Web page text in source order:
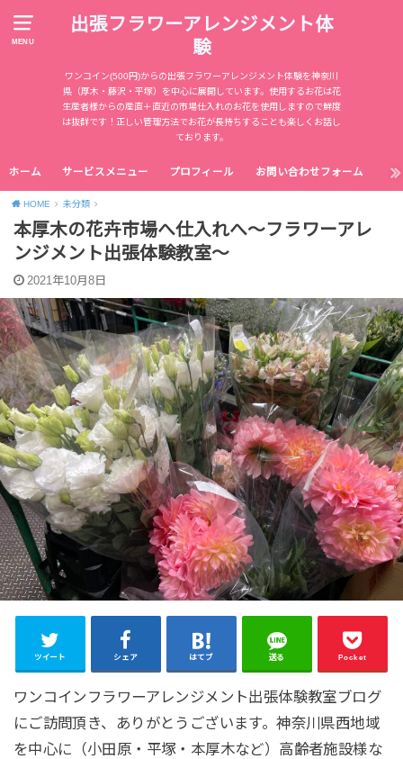
MENU
出張フラワーアレンジメント体
験
ワンコイン(500円)からの出張フラワーアレンジメント体験を神奈川
県（厚木・藤沢・平塚）を中心に展開しています。使用するお花は花
生産者様からの産直＋直近の市場仕入れのお花を使用しますので鮮度
は抜群です！正しい管理方法でお花が長持ちすることも楽しくお話し
ております。
ホーム サービスメニュー プロフィール お問い合わせフォーム
HOME 未分類
本厚木の花卉市場へ仕入れへ～フラワーアレ
ンジメント出張体験教室～
2021年10月8日
ツイート シェア はてブ 送る Pocket
ワンコインフラワーアレンジメント出張体験教室ブログ
にご訪問頂き、ありがとうございます。神奈川県西地域
を中心に（小田原・平塚・本厚木など）高齢者施設様な